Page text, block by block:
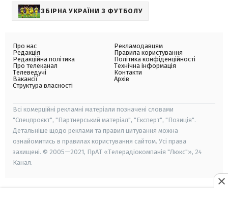
ЗБІРНА УКРАЇНИ З ФУТБОЛУ
Про нас
Редакція
Редакційна політика
Про телеканал
Телеведучі
Вакансії
Структура власності
Рекламодавцям
Правила користування
Політика конфіденційності
Технічна інформація
Контакти
Архів
Всі комерційні рекламні матеріали позначені словами
"Спецпроєкт", "Партнерський матеріал", "Експерт", "Позиція".
Детальніше щодо реклами та правил цитування можна
ознайомитись в правилах користування сайтом. Усі права
захищені. © 2005—2021, ПрАТ «Телерадіокомпанія "Люкс"», 24
Канал.